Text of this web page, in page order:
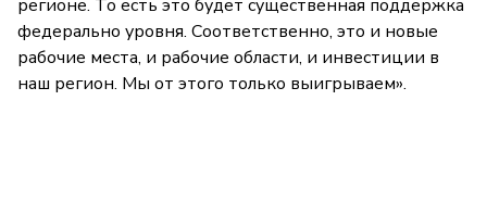
регионе. То есть это будет существенная поддержка
федерально уровня. Соответственно, это и новые
рабочие места, и рабочие области, и инвестиции в
наш регион. Мы от этого только выигрываем».